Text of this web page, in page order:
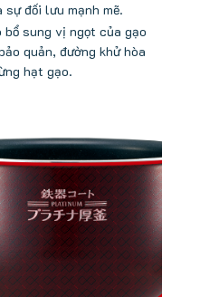
đối lưu mạnh mẽ.
sung vị ngọt của gạo
quản, đường khử hòa
hạt gạo.